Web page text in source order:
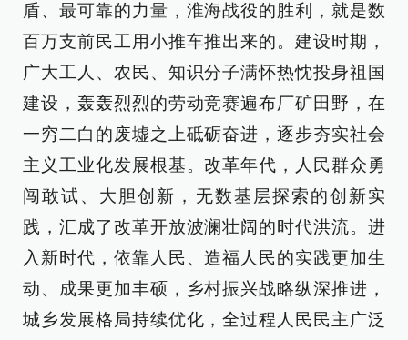
盾、最可靠的力量，淮海战役的胜利，就是数
百万支前民工用小推车推出来的。建设时期，
广大工人、农民、知识分子满怀热忱投身祖国
建设，轰轰烈烈的劳动竞赛遍布厂矿田野，在
一穷二白的废墟之上砥砺奋进，逐步夯实社会
主义工业化发展根基。改革年代，人民群众勇
闯敢试、大胆创新，无数基层探索的创新实
践，汇成了改革开放波澜壮阔的时代洪流。进
入新时代，依靠人民、造福人民的实践更加生
动、成果更加丰硕，乡村振兴战略纵深推进，
城乡发展格局持续优化，全过程人民民主广泛